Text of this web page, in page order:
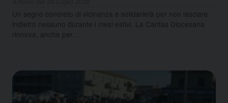
Un segno concreto di vicinanza e solidarietà per non lasciare
indietro nessuno durante i mesi estivi. La Caritas Diocesana
rinnova, anche per…